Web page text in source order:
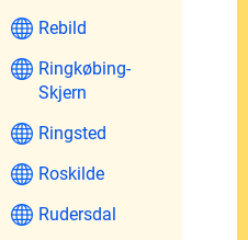
Rebild
Ringkøbing-
Skjern
Ringsted
Roskilde
Rudersdal